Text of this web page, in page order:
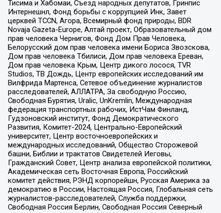
Тисима и Хабомаи, Съезд народных депутатов, Гринпис
Интернешнл, Фонд борьбы с коррупцией Инк, Завет
церквей TCCN, Агора, Всемирный фонд природы, BDR
Novaja Gazeta-Europe, Алтай проект, Образовательный дом
прав человека Чернигов, Фонд Дом Прав Человека,
Белорусский дом прав человека имени Бориса Звозскова,
Дом прав человека Тбилиси, Дом прав человека Ереван,
Дом прав человека Крым, Центр дикого лосося, TVR
Studios, ТВ Дождь, Центр европейских исследований им
Вилфрида Мартенса, Сетевое объединение журналистов
расследователей, АЛЛАТРА, За свободную Россию,
Свободная Бурятия, Uralic, UnKremlin, Международная
федерация транспортных рабочих, ИстЧам Финланд,
Гудзоновский институт, Фонд Демократического
Развития, Комитет-2024, Центрально-Европейский
университет, Центр восточноевропейских и
международных исследований, Общество Сторожевой
башни, Библии и трактатов Свидетелей Иеговы,
Гражданский Совет, Центр анализа европейской политики,
Академическая сеть Восточная Европа, Российский
комитет действия, РЭНД корпорейшн, Русская Америка за
демократию в России, Настоящая Россия, Глобальная сеть
журналистов-расследователей, Служба поддержки,
Свободная Россия Берлин, Свободная Россия Северный